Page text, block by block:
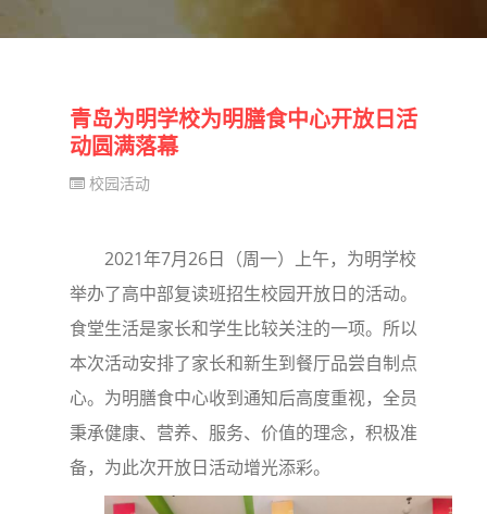
青岛为明学校为明膳食中心开放日活
动圆满落幕
校园活动
2021年7月26日（周一）上午，为明学校
举办了高中部复读班招生校园开放日的活动。
食堂生活是家长和学生比较关注的一项。所以
本次活动安排了家长和新生到餐厅品尝自制点
心。为明膳食中心收到通知后高度重视，全员
秉承健康、营养、服务、价值的理念，积极准
备，为此次开放日活动增光添彩。